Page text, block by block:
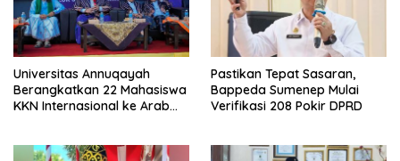
Universitas Annuqayah
Berangkatkan 22 Mahasiswa
KKN Internasional ke Arab
Pastikan Tepat Sasaran,
Bappeda Sumenep Mulai
Verifikasi 208 Pokir DPRD